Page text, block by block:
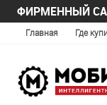
ФИРМЕННЫЙ
Главная Где